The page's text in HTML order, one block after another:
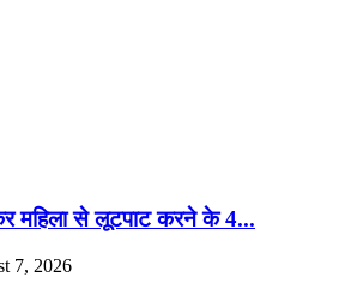
महिला से लूटपाट करने के 4...
7, 2026